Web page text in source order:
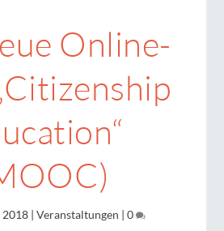
Online-
2018 | Veranstaltungen | 0